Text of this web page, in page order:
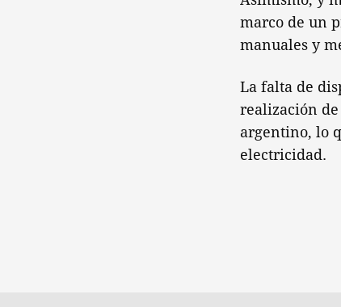
marco de un
manuales y
La falta de
realización
argentino, lo
electricidad.